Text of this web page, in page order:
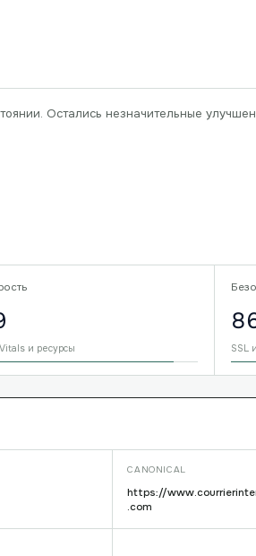
Остались незначительные
и ресурсы SSL
CANONICAL
https://
.com